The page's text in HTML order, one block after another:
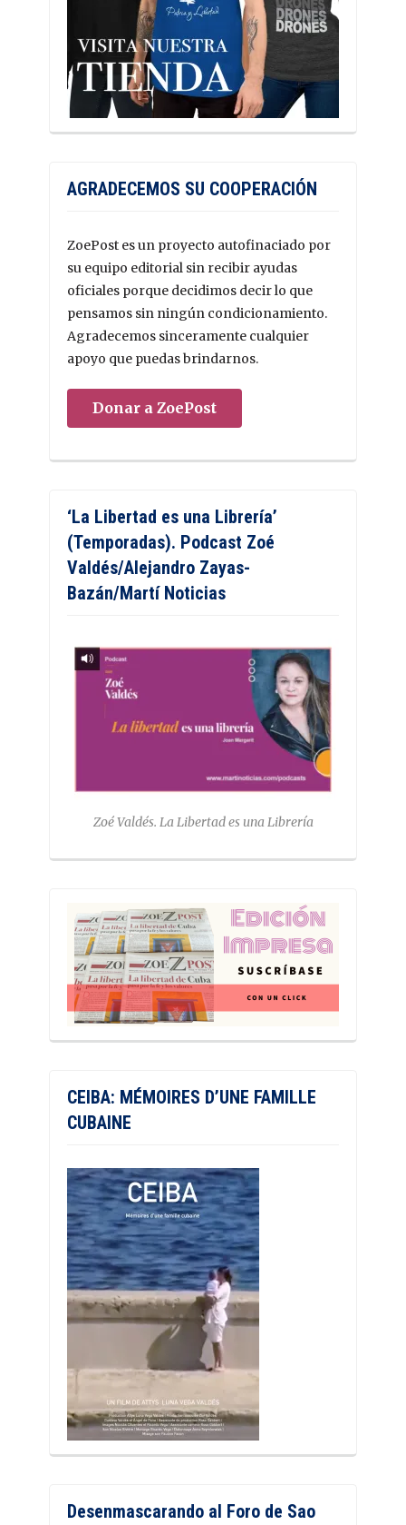
AGRADECEMOS SU COOPERACIÓN
ZoePost es un proyecto autofinaciado por
su equipo editorial sin recibir ayudas
oficiales porque decidimos decir lo que
pensamos sin ningún condicionamiento.
Agradecemos sinceramente cualquier
apoyo que puedas brindarnos.
Donar a ZoePost
‘La Libertad es una Librería’
(Temporadas). Podcast Zoé
Valdés/Alejandro Zayas-
Bazán/Martí Noticias
Zoé Valdés. La Libertad es una Librería
CEIBA: MÉMOIRES D’UNE FAMILLE
CUBAINE
Desenmascarando al Foro de Sao